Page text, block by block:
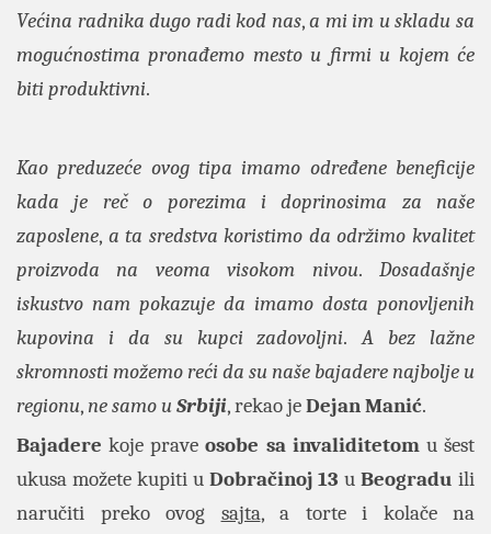
Većina radnika dugo radi kod nas,a mi im u skladu sa
mogućnostima pronađemo mesto u firmi u kojem će
biti produktivni.
Kao preduzeće ovog tipa imamo određene beneficije
kada je reč o porezima i doprinosima za naše
zaposlene, a ta sredstva koristimo da održimo kvalitet
proizvoda na veoma visokom nivou.Dosadašnje
iskustvo nam pokazuje da imamo dosta ponovljenih
kupovina i da su kupci zadovoljni.
A bez lažne
skromnosti možemo reći da su naše bajadere najbolje u
regionu, ne samo uSrbiji, rekao jeDejan Manić.
Bajaderekoje praveosobe sa invaliditetomu šest
ukusa možete kupiti u Dobračinoj 13 uBeogradu ili
naručiti preko ovog sajta, a torte i kolače na